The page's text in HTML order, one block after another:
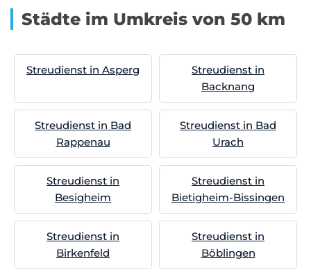
Städte im Umkreis von 50 km
Streudienst in Asperg
Streudienst in
Backnang
Streudienst in Bad
Rappenau
Streudienst in Bad
Urach
Streudienst in
Besigheim
Streudienst in
Bietigheim-Bissingen
Streudienst in
Birkenfeld
Streudienst in
Böblingen